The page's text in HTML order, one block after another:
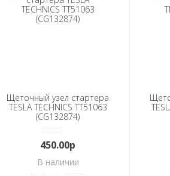
Щеточный узел стартера
TESLA TECHNICS TT51063
(CG132874)
450.00р
В наличии